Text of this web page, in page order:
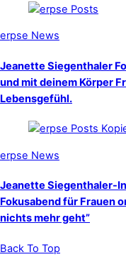
erpse News
Jeanette Siegenthaler
und mit deinem Körper
Lebensgefühl.
erpse News
Jeanette Siegenthaler-
Fokusabend für Frauen
nichts mehr geht”
Back To Top